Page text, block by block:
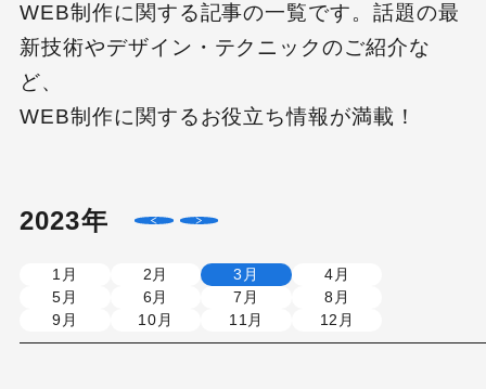
WEB制作に関する記事の一覧です。話題の最
新技術やデザイン・テクニックのご紹介な
ど、
WEB制作に関するお役立ち情報が満載！
2023年
1月 2月 3月
4月
5月
6月 7月
8月
9月
10月 11月 12月